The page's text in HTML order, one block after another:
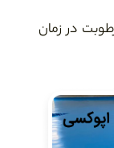
در زمان